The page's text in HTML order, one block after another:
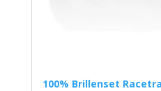
100% Brillenset Racetrap Movistar HiPER